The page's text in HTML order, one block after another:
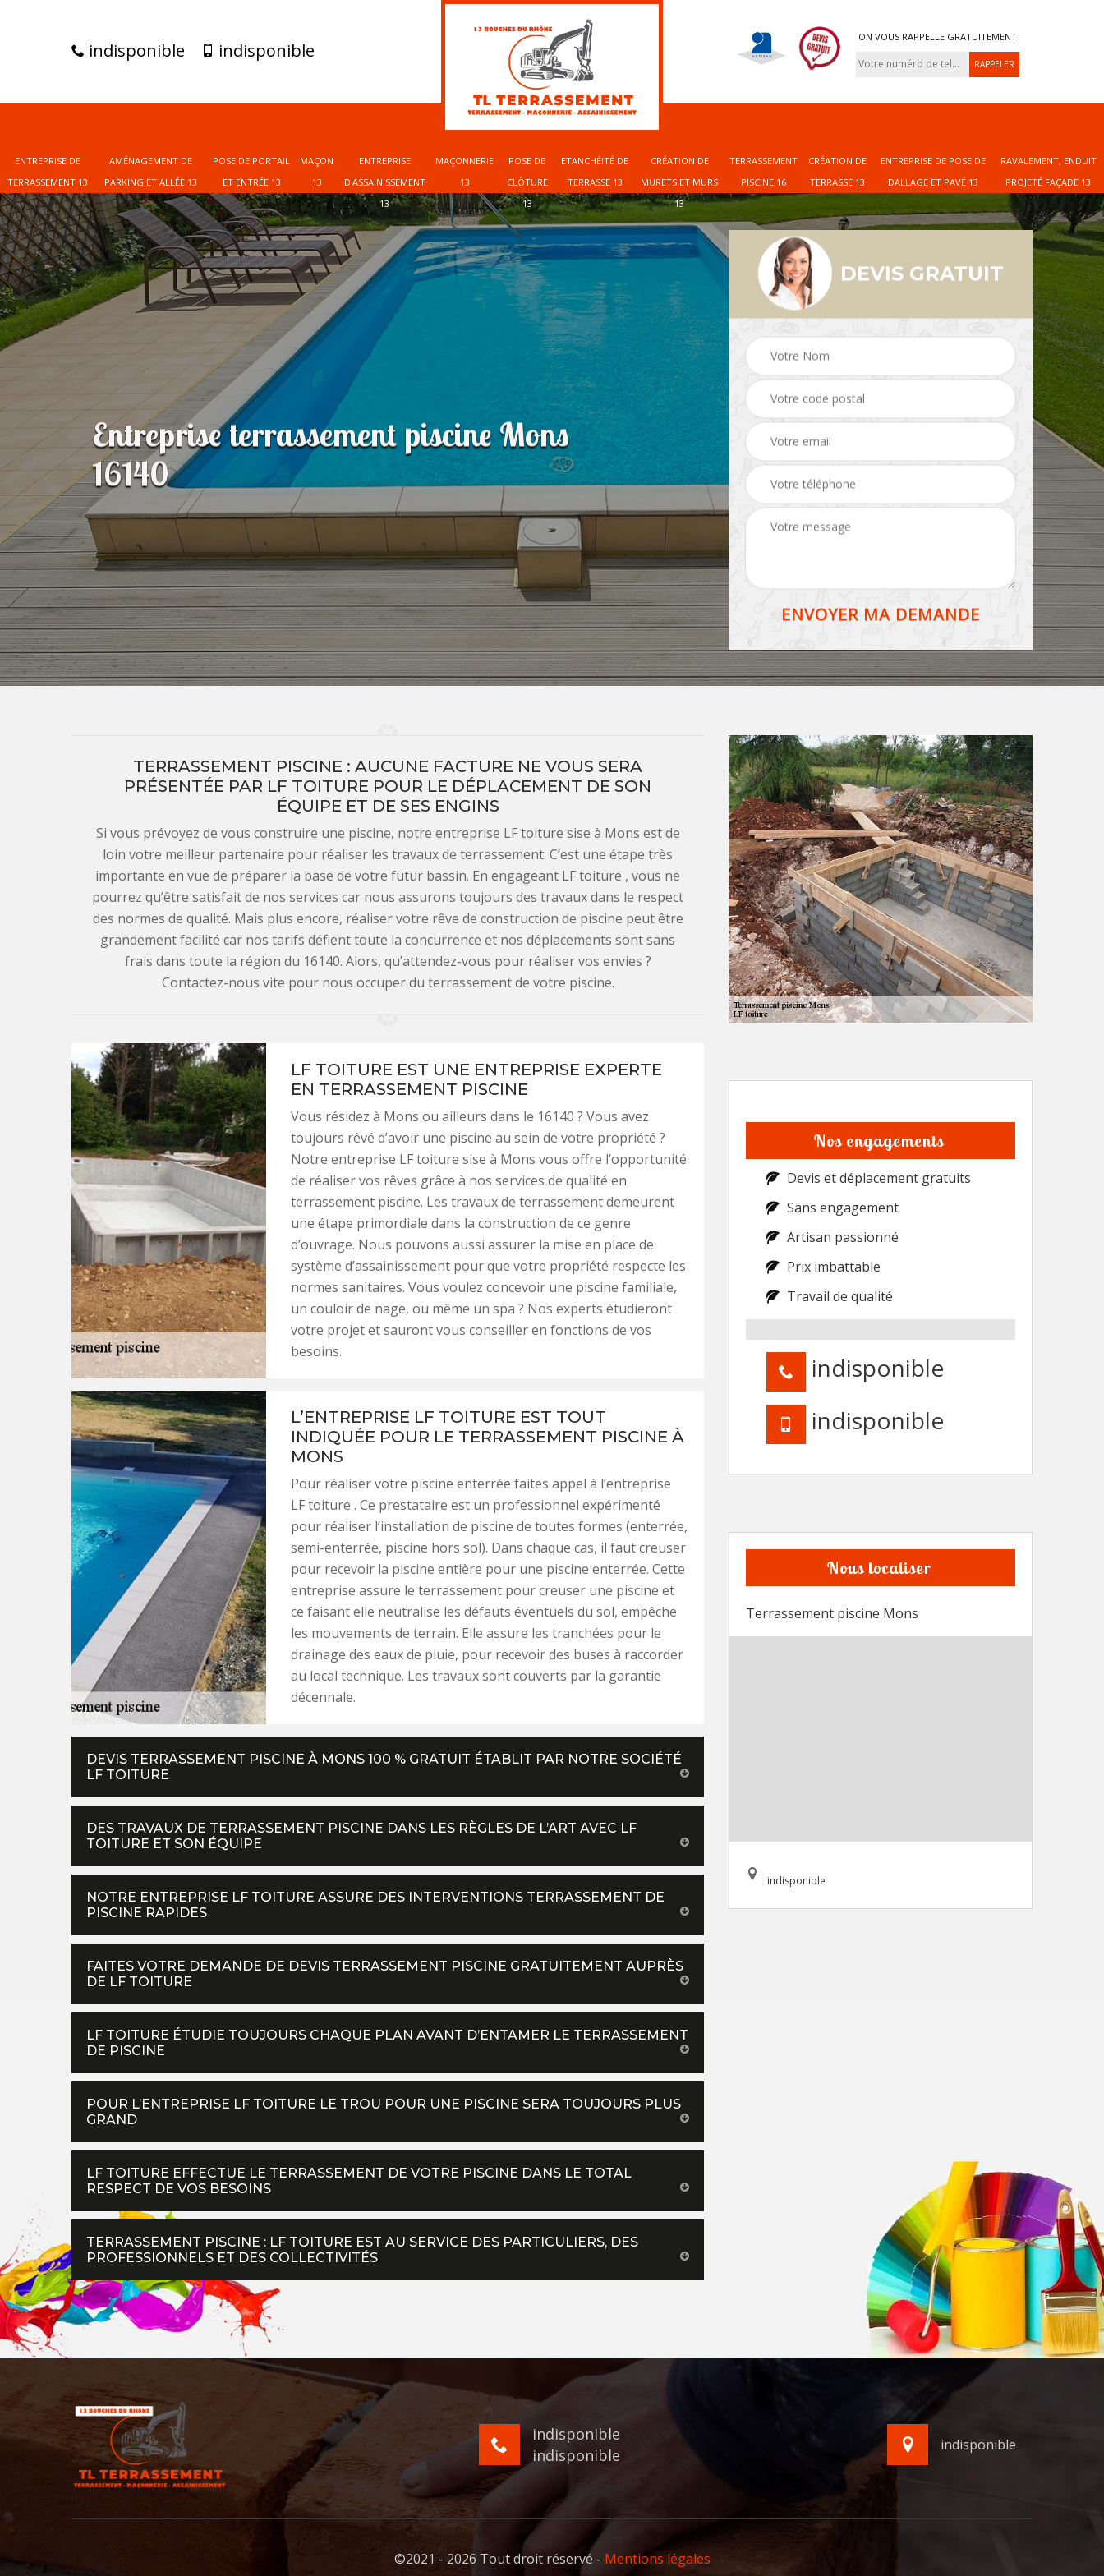
indisponible indisponible
ON VOUS RAPPELLE GRATUITEMENT
ENTREPRISE DE
TERRASSEMENT 13
AMÉNAGEMENT DE
PARKING ET ALLÉE 13
POSE DE PORTAIL
ET ENTRÉE 13
MAÇON
13
ENTREPRISE
D'ASSAINISSEMENT
13
MAÇONNERIE
13
POSE DE
CLÔTURE
13
ETANCHÉITÉ DE
TERRASSE 13
CRÉATION DE
MURETS ET MURS
13
TERRASSEMENT
PISCINE 16
CRÉATION DE
TERRASSE 13
ENTREPRISE DE POSE DE
DALLAGE ET PAVÉ 13
RAVALEMENT, ENDUIT
PROJETÉ FAÇADE 13
Entreprise terrassement piscine Mons
16140
DEVIS GRATUIT
TERRASSEMENT PISCINE : AUCUNE FACTURE NE VOUS SERA
PRÉSENTÉE PAR LF TOITURE POUR LE DÉPLACEMENT DE SON
ÉQUIPE ET DE SES ENGINS
Si vous prévoyez de vous construire une piscine, notre entreprise LF toiture sise à Mons est de
loin votre meilleur partenaire pour réaliser les travaux de terrassement. C’est une étape très
importante en vue de préparer la base de votre futur bassin. En engageant LF toiture , vous ne
pourrez qu’être satisfait de nos services car nous assurons toujours des travaux dans le respect
des normes de qualité. Mais plus encore, réaliser votre rêve de construction de piscine peut être
grandement facilité car nos tarifs défient toute la concurrence et nos déplacements sont sans
frais dans toute la région du 16140. Alors, qu’attendez-vous pour réaliser vos envies ?
Contactez-nous vite pour nous occuper du terrassement de votre piscine.
LF TOITURE EST UNE ENTREPRISE EXPERTE
EN TERRASSEMENT PISCINE
Vous résidez à Mons ou ailleurs dans le 16140 ? Vous avez
toujours rêvé d’avoir une piscine au sein de votre propriété ?
Notre entreprise LF toiture sise à Mons vous offre l’opportunité
de réaliser vos rêves grâce à nos services de qualité en
terrassement piscine. Les travaux de terrassement demeurent
une étape primordiale dans la construction de ce genre
d’ouvrage. Nous pouvons aussi assurer la mise en place de
système d’assainissement pour que votre propriété respecte les
normes sanitaires. Vous voulez concevoir une piscine familiale,
un couloir de nage, ou même un spa ? Nos experts étudieront
votre projet et sauront vous conseiller en fonctions de vos
besoins.
L’ENTREPRISE LF TOITURE EST TOUT
INDIQUÉE POUR LE TERRASSEMENT PISCINE À
MONS
Pour réaliser votre piscine enterrée faites appel à l’entreprise
LF toiture . Ce prestataire est un professionnel expérimenté
pour réaliser l’installation de piscine de toutes formes (enterrée,
semi-enterrée, piscine hors sol). Dans chaque cas, il faut creuser
pour recevoir la piscine entière pour une piscine enterrée. Cette
entreprise assure le terrassement pour creuser une piscine et
ce faisant elle neutralise les défauts éventuels du sol, empêche
les mouvements de terrain. Elle assure les tranchées pour le
drainage des eaux de pluie, pour recevoir des buses à raccorder
au local technique. Les travaux sont couverts par la garantie
décennale.
DEVIS TERRASSEMENT PISCINE À MONS 100 % GRATUIT ÉTABLIT PAR NOTRE SOCIÉTÉ
LF TOITURE
DES TRAVAUX DE TERRASSEMENT PISCINE DANS LES RÈGLES DE L’ART AVEC LF
TOITURE ET SON ÉQUIPE
NOTRE ENTREPRISE LF TOITURE ASSURE DES INTERVENTIONS TERRASSEMENT DE
PISCINE RAPIDES
FAITES VOTRE DEMANDE DE DEVIS TERRASSEMENT PISCINE GRATUITEMENT AUPRÈS
DE LF TOITURE
LF TOITURE ÉTUDIE TOUJOURS CHAQUE PLAN AVANT D’ENTAMER LE TERRASSEMENT
DE PISCINE
POUR L’ENTREPRISE LF TOITURE LE TROU POUR UNE PISCINE SERA TOUJOURS PLUS
GRAND
LF TOITURE EFFECTUE LE TERRASSEMENT DE VOTRE PISCINE DANS LE TOTAL
RESPECT DE VOS BESOINS
TERRASSEMENT PISCINE : LF TOITURE EST AU SERVICE DES PARTICULIERS, DES
PROFESSIONNELS ET DES COLLECTIVITÉS
Nos engagements
Devis et déplacement gratuits
Sans engagement
Artisan passionné
Prix imbattable
Travail de qualité
indisponible
indisponible
Nous localiser
Terrassement piscine Mons
indisponible
indisponible
indisponible
indisponible
©2021 - 2026 Tout droit réservé - Mentions légales